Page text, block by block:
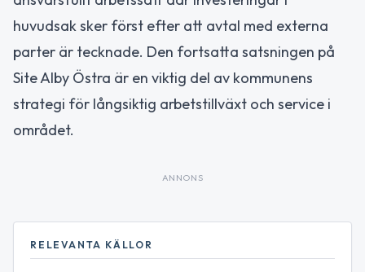
huvudsak sker först efter att avtal med externa
parter är tecknade. Den fortsatta satsningen på
Site Alby Östra är en viktig del av kommunens
strategi för långsiktig arbetstillväxt och service i
området.
ANNONS
RELEVANTA KÄLLOR